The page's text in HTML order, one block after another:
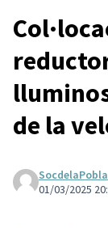
de la
SocdelaPobla
01/03/2025